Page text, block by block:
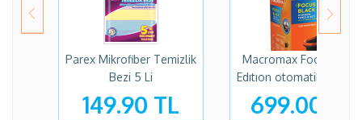
Parex Mikrofiber Temizlik
Bezi 5 Li
149.90 TL
Macromax Focus Black
Edıtıon otomatik
Set
699.00 TL